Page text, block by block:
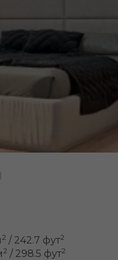
2 / 242.7 фут2
2 / 298.5 фут2